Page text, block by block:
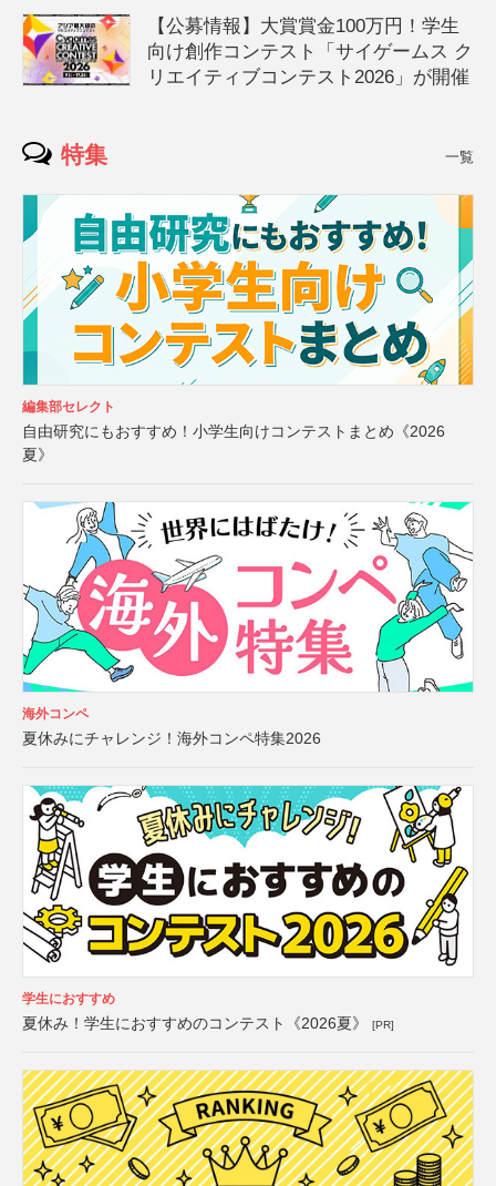
【公募情報】大賞賞金100万円！学生
向け創作コンテスト「サイゲームス ク
リエイティブコンテスト2026」が開催
特集 一覧
編集部セレクト
自由研究にもおすすめ！小学生向けコンテストまとめ《2026
夏》
海外コンペ
夏休みにチャレンジ！海外コンペ特集2026
学生におすすめ
夏休み！学生におすすめのコンテスト《2026夏》 [PR]